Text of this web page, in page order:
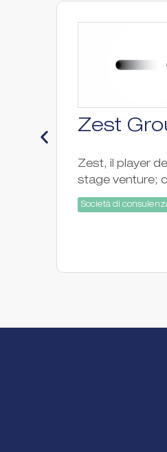
Zest
Zest, il player
stage venture;
Società di